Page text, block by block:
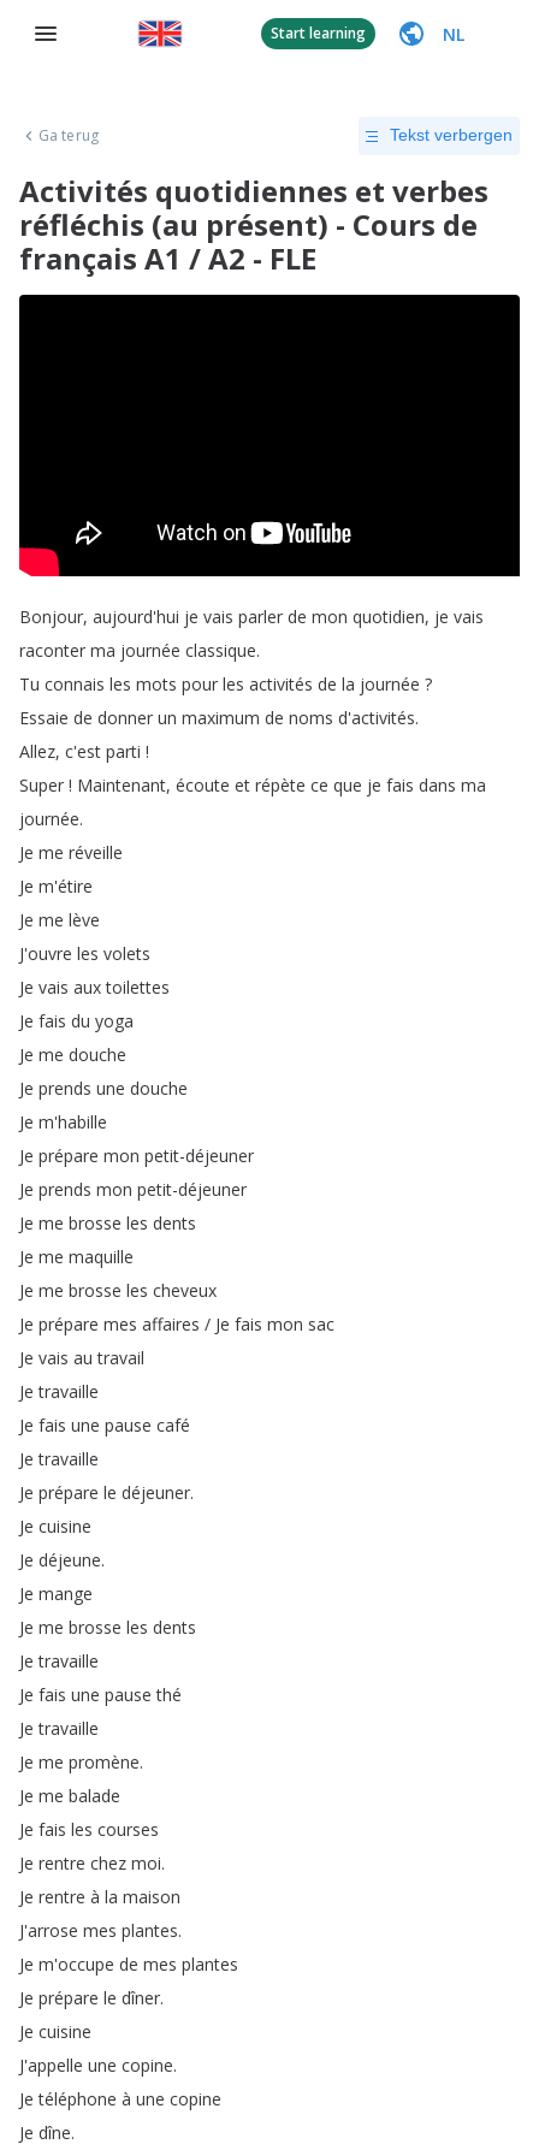
Start learning NL
Ga terug Tekst verbergen
Activités quotidiennes et verbes
réfléchis (au présent) - Cours de
français A1 / A2 - FLE
Bonjour, aujourd'hui je vais parler de mon quotidien, je vais
raconter ma journée classique.
Tu connais les mots pour les activités de la journée ?
Essaie de donner un maximum de noms d'activités.
Allez, c'est parti !
Super ! Maintenant, écoute et répète ce que je fais dans ma
journée.
Je me réveille
Je m'étire
Je me lève
J'ouvre les volets
Je vais aux toilettes
Je fais du yoga
Je me douche
Je prends une douche
Je m'habille
Je prépare mon petit-déjeuner
Je prends mon petit-déjeuner
Je me brosse les dents
Je me maquille
Je me brosse les cheveux
Je prépare mes affaires / Je fais mon sac
Je vais au travail
Je travaille
Je fais une pause café
Je travaille
Je prépare le déjeuner.
Je cuisine
Je déjeune.
Je mange
Je me brosse les dents
Je travaille
Je fais une pause thé
Je travaille
Je me promène.
Je me balade
Je fais les courses
Je rentre chez moi.
Je rentre à la maison
J'arrose mes plantes.
Je m'occupe de mes plantes
Je prépare le dîner.
Je cuisine
J'appelle une copine.
Je téléphone à une copine
Je dîne.